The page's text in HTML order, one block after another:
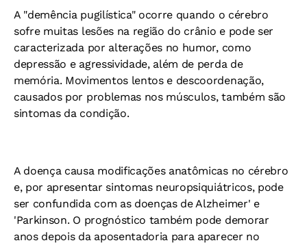
A "demência pugilística" ocorre quando o cérebro
sofre muitas lesões na região do crânio e pode ser
caracterizada por alterações no humor, como
depressão e agressividade, além de perda de
memória. Movimentos lentos e descoordenação,
causados por problemas nos músculos, também são
sintomas da condição.
A doença causa modificações anatômicas no cérebro
e, por apresentar sintomas neuropsiquiátricos, pode
ser confundida com as doenças de Alzheimer' e
'Parkinson. O prognóstico também pode demorar
anos depois da aposentadoria para aparecer no